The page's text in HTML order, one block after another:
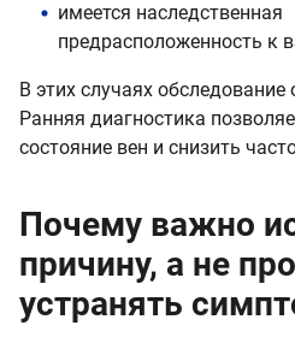
имеется наследственная
предрасположенность к
В этих случаях
Ранняя диагностика
состояние вен и снизить
Почему важно
причину, а не
устранять